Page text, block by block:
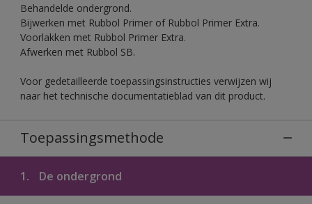
Behandelde ondergrond.
Bijwerken met Rubbol Primer of Rubbol Primer Extra.
Voorlakken met Rubbol Primer Extra.
Afwerken met Rubbol SB.
Voor gedetailleerde toepassingsinstructies verwijzen wij
naar het technische documentatieblad van dit product.
Toepassingsmethode
1. De ondergrond